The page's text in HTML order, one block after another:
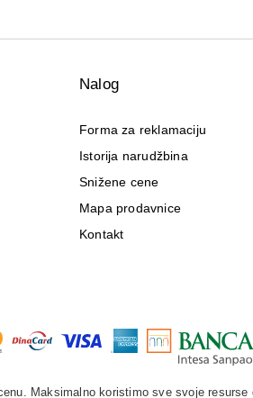
Nalog
Forma za reklamaciju
Istorija narudžbina
Snižene cene
Mapa prodavnice
Kontakt
Maksimalno koristimo sve svoje